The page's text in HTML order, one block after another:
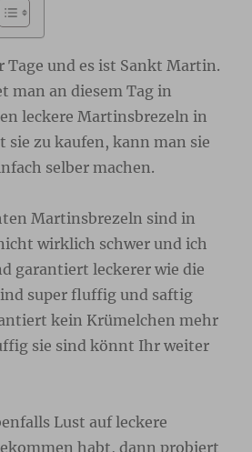
Tage und es ist Sankt Martin.
man an diesem Tag in
leckere Martinsbrezeln in
sie zu kaufen, kann man sie
selber machen.
Martinsbrezeln sind in
wirklich schwer und ich
garantiert leckerer wie die
super fluffig und saftig
kein Krümelchen mehr
sie sind könnt Ihr weiter
Lust auf leckere
habt, dann probiert